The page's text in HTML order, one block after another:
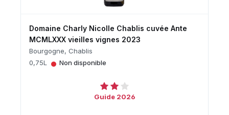
Domaine Charly Nicolle Chablis cuvée Ante
MCMLXXX vieilles vignes 2023
Bourgogne, Chablis
0,75L
• Non disponible
Guide 2026